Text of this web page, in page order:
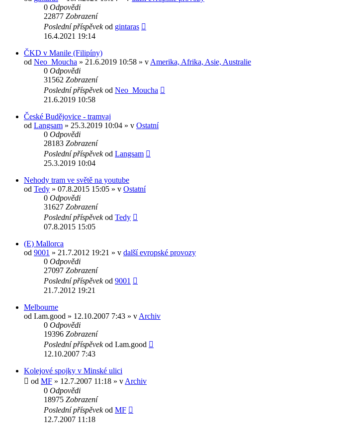
0 Odpovědi
22877 Zobrazení
Poslední příspěvekod gintaras
16.4.2021 19:14
ČKD v Manile (Filipíny)
od Neo_Moucha » 21.6.2019 10:58 » v Amerika, Afrika, Asie, Australie
0 Odpovědi
31562 Zobrazení
Poslední příspěvekod Neo_Moucha
21.6.2019 10:58
České Budějovice - tramvaj
od Langsam » 25.3.2019 10:04 » v Ostatní
0 Odpovědi
28183 Zobrazení
Poslední příspěvekod Langsam
25.3.2019 10:04
Nehody tram ve světě na youtube
od Tedy » 07.8.2015 15:05 » v Ostatní
0 Odpovědi
31627 Zobrazení
Poslední příspěvekod Tedy
07.8.2015 15:05
(E) Mallorca
od 9001 » 21.7.2012 19:21 » v další evropské provozy
0 Odpovědi
27097 Zobrazení
Poslední příspěvekod 9001
21.7.2012 19:21
Melbourne
od I.am.good » 12.10.2007 7:43 » v Archiv
0 Odpovědi
19396 Zobrazení
Poslední příspěvekod I.am.good
12.10.2007 7:43
Kolejové spojky v Minské ulici
od MF » 12.7.2007 11:18 » v Archiv
0 Odpovědi
18975 Zobrazení
Poslední příspěvekod MF
12.7.2007 11:18